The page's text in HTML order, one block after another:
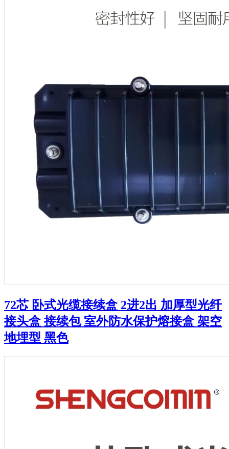
72芯 卧式光缆接续盒 2进2出 加厚型光纤
接头盒 接续包 室外防水保护熔接盒 架空
地埋型 黑色